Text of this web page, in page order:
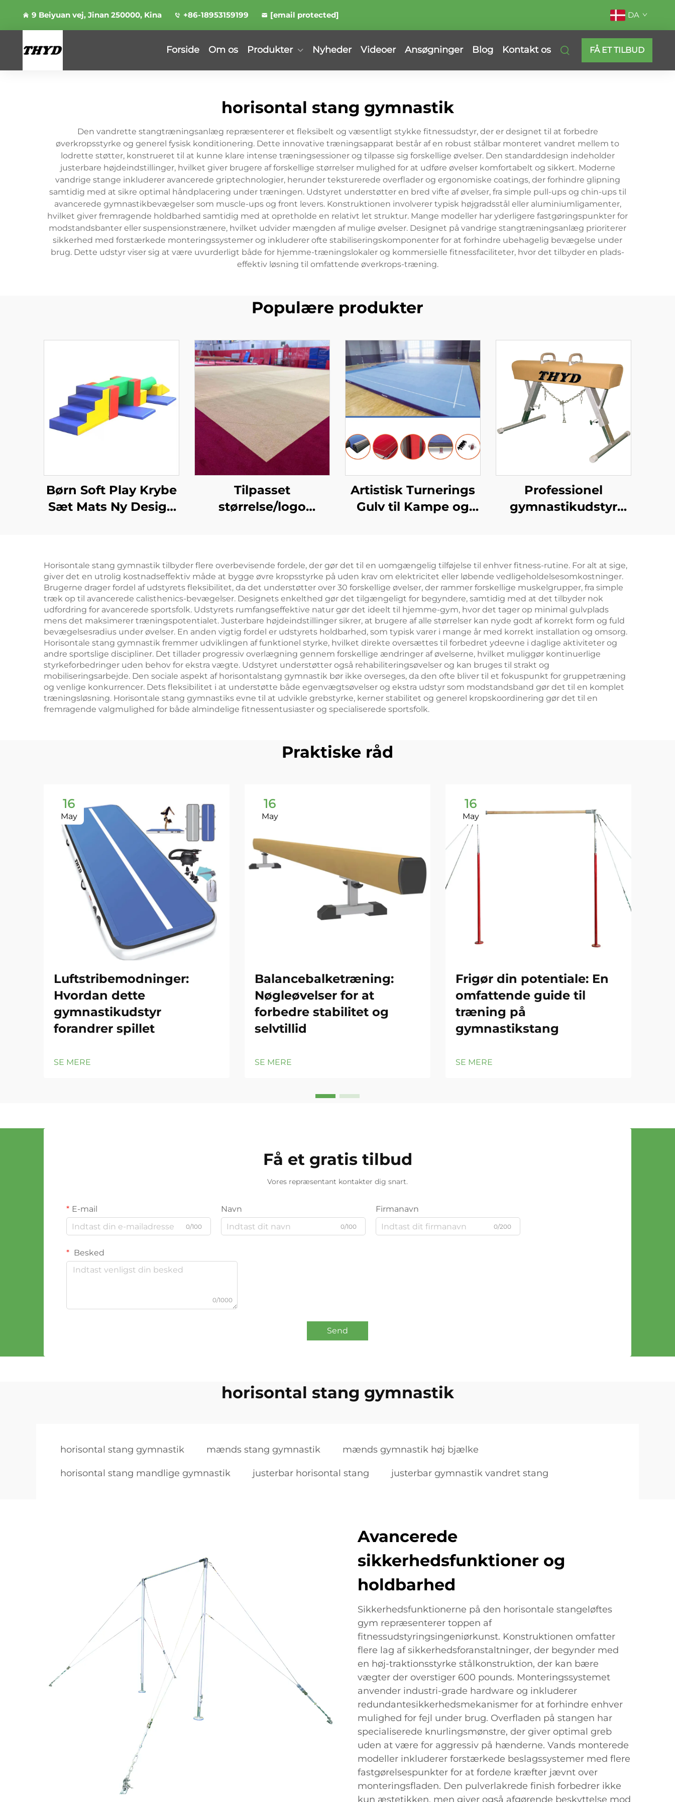
9 Beiyuan vej, Jinan 250000, Kina +86-18953159199 [email protected] DA
Forside Om os Produkter Nyheder Videoer Ansøgninger Blog Kontakt os FÅ ET TILBUD
horisontal stang gymnastik
Den vandrette stangtræningsanlæg repræsenterer et fleksibelt og væsentligt stykke fitnessudstyr, der er designet til at forbedre
øverkropsstyrke og generel fysisk konditionering. Dette innovative træningsapparat består af en robust stålbar monteret vandret mellem to
lodrette støtter, konstrueret til at kunne klare intense træningsessioner og tilpasse sig forskellige øvelser. Den standarddesign indeholder
justerbare højdeindstillinger, hvilket giver brugere af forskellige størrelser mulighed for at udføre øvelser komfortabelt og sikkert. Moderne
vandrige stange inkluderer avancerede griptechnologier, herunder teksturerede overflader og ergonomiske coatings, der forhindre glipning
samtidig med at sikre optimal håndplacering under træningen. Udstyret understøtter en bred vifte af øvelser, fra simple pull-ups og chin-ups til
avancerede gymnastikbevægelser som muscle-ups og front levers. Konstruktionen involverer typisk højgradsstål eller aluminiumligamenter,
hvilket giver fremragende holdbarhed samtidig med at opretholde en relativt let struktur. Mange modeller har yderligere fastgøringspunkter for
modstandsbanter eller suspensionstrænere, hvilket udvider mængden af mulige øvelser. Designet på vandrige stangtræningsanlæg prioriterer
sikkerhed med forstærkede monteringssystemer og inkluderer ofte stabiliseringskomponenter for at forhindre ubehagelig bevægelse under
brug. Dette udstyr viser sig at være uvurderligt både for hjemme-træningslokaler og kommersielle fitnessfaciliteter, hvor det tilbyder en plads-
effektiv løsning til omfattende øverkrops-træning.
Populære produkter
Børn Soft Play Krybe
Sæt Mats Ny Design
Tilpasset
størrelse/logo
Artistisk Turnerings
Gulv til Kampe og
Professionel
gymnastikudstyr
Horisontale stang gymnastik tilbyder flere overbevisende fordele, der gør det til en uomgængelig tilføjelse til enhver fitness-rutine. For alt at sige,
giver det en utrolig kostnadseffektiv måde at bygge øvre kropsstyrke på uden krav om elektricitet eller løbende vedligeholdelsesomkostninger.
Brugerne drager fordel af udstyrets fleksibilitet, da det understøtter over 30 forskellige øvelser, der rammer forskellige muskelgrupper, fra simple
træk op til avancerede calisthenics-bevægelser. Designets enkelthed gør det tilgængeligt for begyndere, samtidig med at det tilbyder nok
udfordring for avancerede sportsfolk. Udstyrets rumfangseffektive natur gør det ideelt til hjemme-gym, hvor det tager op minimal gulvplads
mens det maksimerer træningspotentialet. Justerbare højdeindstillinger sikrer, at brugere af alle størrelser kan nyde godt af korrekt form og fuld
bevægelsesradius under øvelser. En anden vigtig fordel er udstyrets holdbarhed, som typisk varer i mange år med korrekt installation og omsorg.
Horisontale stang gymnastik fremmer udviklingen af funktionel styrke, hvilket direkte oversættes til forbedret ydeevne i daglige aktiviteter og
andre sportslige discipliner. Det tillader progressiv overlægning gennem forskellige ændringer af øvelserne, hvilket muliggør kontinuerlige
styrkeforbedringer uden behov for ekstra vægte. Udstyret understøtter også rehabiliteringsøvelser og kan bruges til strakt og
mobiliseringsarbejde. Den sociale aspekt af horisontalstang gymnastik bør ikke overseges, da den ofte bliver til et fokuspunkt for gruppetræning
og venlige konkurrencer. Dets fleksibilitet i at understøtte både egenvægtsøvelser og ekstra udstyr som modstandsband gør det til en komplet
træningsløsning. Horisontale stang gymnastiks evne til at udvikle grebstyrke, kerner stabilitet og generel kropskoordinering gør det til en
fremragende valgmulighed for både almindelige fitnessentusiaster og specialiserede sportsfolk.
Praktiske råd
16
May
Luftstribemodninger:
Hvordan dette
gymnastikudstyr
forandrer spillet
SE MERE
16
May
Balancebalketræning:
Nøgleøvelser for at
forbedre stabilitet og
selvtillid
SE MERE
16
May
Frigør din potentiale: En
omfattende guide til
træning på
gymnastikstang
SE MERE
Få et gratis tilbud
Vores repræsentant kontakter dig snart.
E-mail
0/100
Navn
0/100
Firmanavn
0/200
Besked
0/1000
Send
horisontal stang gymnastik
horisontal stang gymnastik mænds stang gymnastik mænds gymnastik høj bjælke
horisontal stang mandlige gymnastik justerbar horisontal stang justerbar gymnastik vandret stang
Avancerede
sikkerhedsfunktioner og
holdbarhed
Sikkerhedsfunktionerne på den horisontale stangeløftes
gym repræsenterer toppen af
fitnessudstyringsingeniørkunst. Konstruktionen omfatter
flere lag af sikkerhedsforanstaltninger, der begynder med
en høj-traktionsstyrke stålkonstruktion, der kan bære
vægter der overstiger 600 pounds. Monteringssystemet
anvender industri-grade hardware og inkluderer
redundantesikkerhedsmekanismer for at forhindre enhver
mulighed for fejl under brug. Overfladen på stangen har
specialiserede knurlingsmønstre, der giver optimal greb
uden at være for aggressiv på hænderne. Vands monterede
modeller inkluderer forstærkede beslagssystemer med flere
fastgørelsespunkter for at fordеле kræfter jævnt over
monteringsfladen. Den pulverlakrede finish forbedrer ikke
kun æstetikken, men giver også afgørende beskyttelse mod